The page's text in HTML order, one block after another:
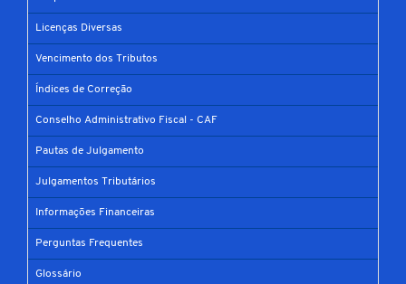
Licenças Diversas
Vencimento dos Tributos
Índices de Correção
Conselho Administrativo Fiscal - CAF
Pautas de Julgamento
Julgamentos Tributários
Informações Financeiras
Perguntas Frequentes
Glossário